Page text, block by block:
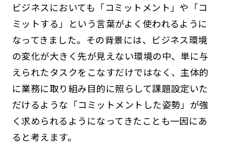
ビジネスにおいても「コミットメント」や「コ
ミットする」という言葉がよく使われるように
なってきました。その背景には、ビジネス環境
の変化が大きく先が見えない環境の中、単に与
えられたタスクをこなすだけではなく、主体的
に業務に取り組み目的に照らして課題設定いた
だけるような「コミットメントした姿勢」が強
く求められるようになってきたことも一因にあ
ると考えます。